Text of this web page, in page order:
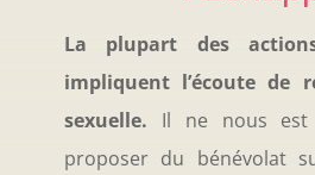
La plupart des
impliquent l’écoute de
sexuelle. Il ne nous est
proposer du bénévolat